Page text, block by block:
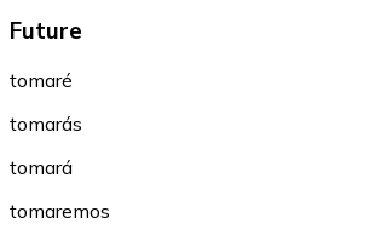
Future
tomaré
tomarás
tomará
tomaremos